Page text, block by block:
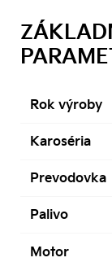
Rok výroby
Karoséria
Prevodovka
Palivo
Motor